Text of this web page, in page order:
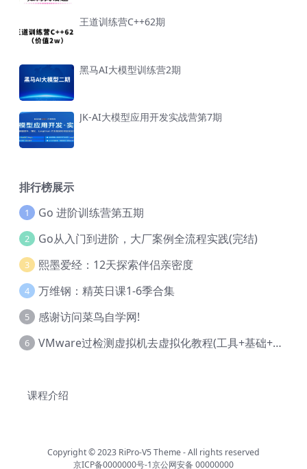
王道训练营C++62期
黑马AI大模型训练营2期
JK-AI大模型应用开发实战营第7期
排行榜展示
1 Go 进阶训练营第五期
2 Go从入门到进阶，大厂案例全流程实践(完结)
3 熙墨爱经：12天探索伴侣亲密度
4 万维钢：精英日课1-6季合集
5 感谢访问菜鸟自学网!
6 VMware过检测虚拟机去虚拟化教程(工具+基础+进阶)
课程介绍
Copyright © 2023 RiPro-V5 Theme- All rights reserved
京ICP备0000000号-1京公网安备 00000000